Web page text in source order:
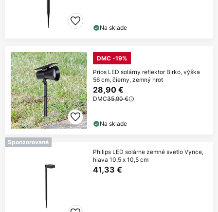
Na sklade
DMC -19%
Prios LED solárny reflektor Birko, výška
56 cm, čierny, zemný hrot
28,90 €
DMC35,90 €
Na sklade
Sponzorované
Philips LED solárne zemné svetlo Vynce,
hlava 10,5 x 10,5 cm
41,33 €